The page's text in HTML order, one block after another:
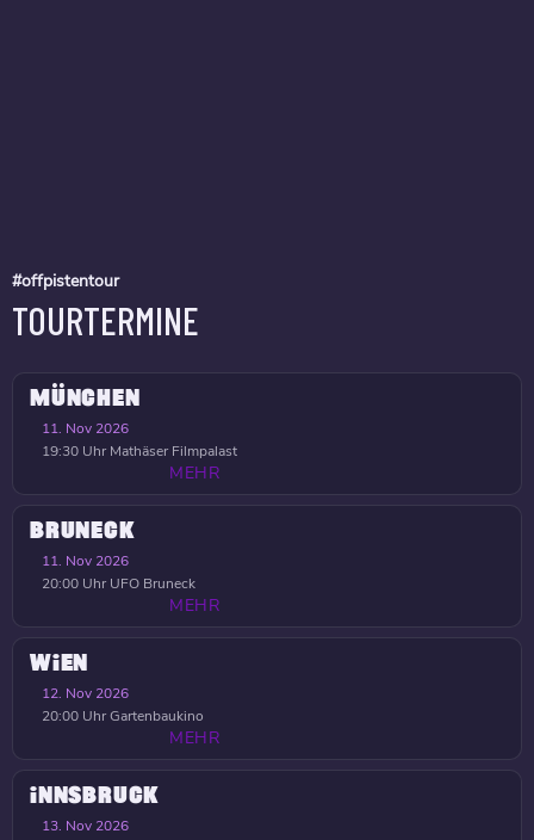
#offpistentour
TOURTERMINE
MÜNCHEN
11. Nov 2026
19:30 Uhr Mathäser Filmpalast
MEHR
BRUNECK
11. Nov 2026
20:00 Uhr UFO Bruneck
MEHR
WIEN
12. Nov 2026
20:00 UhrGartenbaukino
MEHR
INNSBRUCK
13. Nov 2026